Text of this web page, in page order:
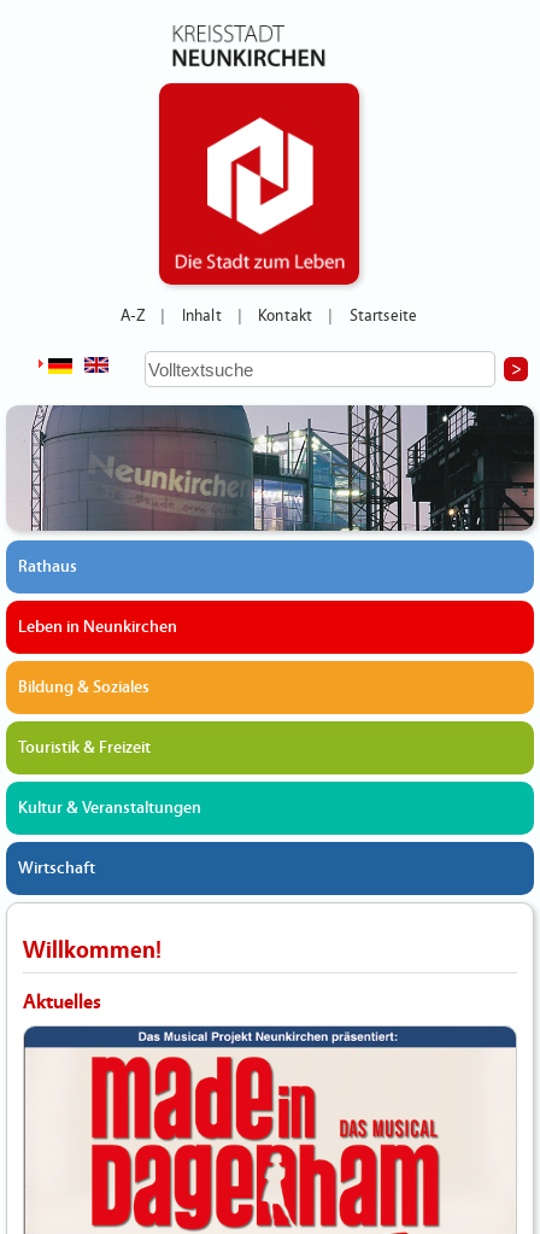
A-Z Inhalt Kontakt Startseite
Rathaus
Leben in Neunkirchen
Bildung & Soziales
Touristik & Freizeit
Kultur & Veranstaltungen
Wirtschaft
Willkommen!
Aktuelles